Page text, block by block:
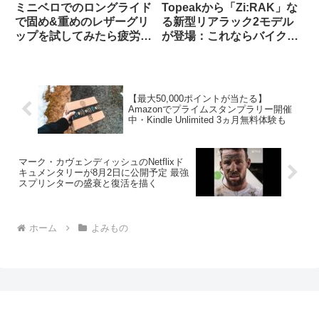
ミニベロでのロングライド
で固め&重めのレザーグリ
ップを試してみたら疲労が
Topeakから「Zi:RAK」な
る新型リアラック2モデル
が登場：これならバイクパ
【最大50,000ポイントが当たる】
Amazonでプライムスタンプラリー開催
中・Kindle Unlimited 3ヵ月無料体験も
マーク・カヴェンディッシュのNetflixド
キュメンタリーが8月2日に公開予定 最強
スプリンターの盛衰と復活を描く
ホーム よみもの